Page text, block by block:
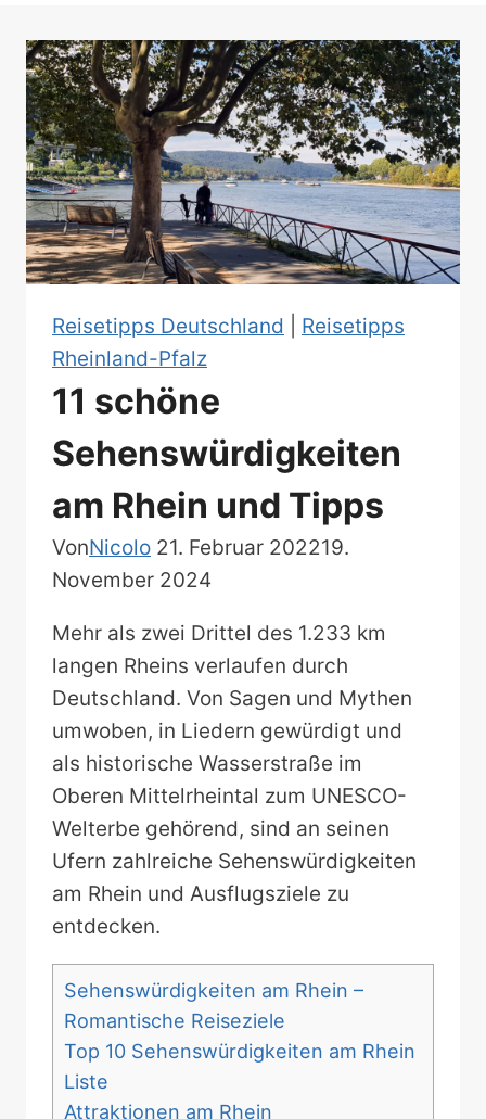
Reisetipps Deutschland
Reisetipps
Rheinland-Pfalz
11 schöne
Sehenswürdigkeiten
am Rhein und Tipps
VonNicolo 21. Februar 202219.
November 2024
Mehr als zwei Drittel des 1.233 km
langen Rheins verlaufen durch
Deutschland. Von Sagen und Mythen
umwoben, in Liedern gewürdigt und
als historische Wasserstraße im
Oberen Mittelrheintal zum UNESCO-
Welterbe gehörend, sind an seinen
Ufern zahlreiche Sehenswürdigkeiten
am Rhein und Ausflugsziele zu
entdecken.
Sehenswürdigkeiten am Rhein –
Romantische Reiseziele
Top 10 Sehenswürdigkeiten am Rhein
Liste
Attraktionen am Rhein